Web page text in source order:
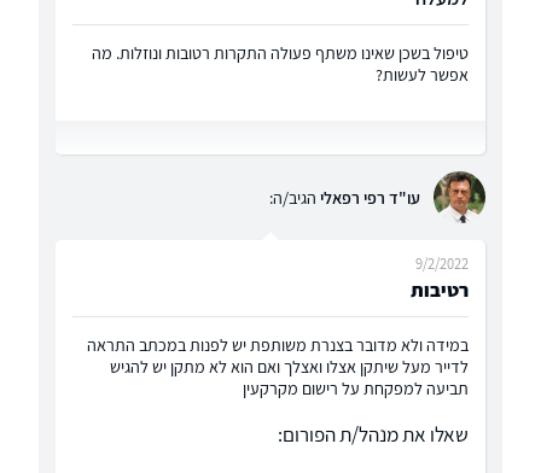
טיפול בשכן שאינו משתף פעולה התקרות רטובות ונוזלות. מה
אפשר לעשות?
עו"ד רפי רפאלי הגיב/ה:
רטיבות
9/2/2022
במידה ולא מדובר בצנרת משותפת יש לפנות במכתב התראה
לדייר מעל שיתקן אצלו ואצלך ואם הוא לא מתקן יש להגיש
תביעה למפקחת על רישום מקרקעין
שאלו את מנהל/ת הפורום: